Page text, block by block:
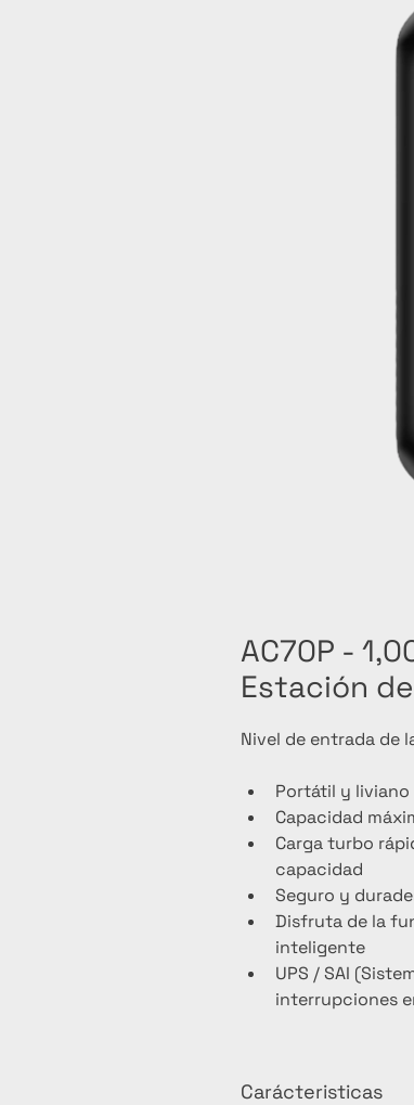
AC70P -
Estación
Nivel de entrada de
Portátil y liviano
Capacidad
Carga turbo
capacidad
Seguro y
Disfruta de la
inteligente
UPS / SAI
interrupciones
Carácteristicas